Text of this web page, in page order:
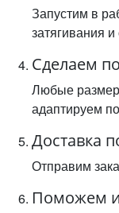
Запустим в
затягивания
Сделаем
Любые
адаптируем
Доставка
Отправим
Поможем и